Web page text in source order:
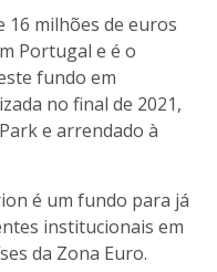
16 milhões de euros
Portugal e é o
fundo em
no final de 2021,
e arrendado à
é um fundo para já
institucionais em
da Zona Euro.